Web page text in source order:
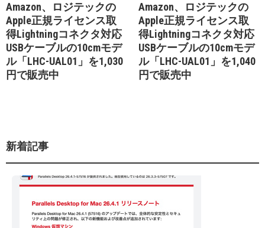
Amazon、ロジテックの
Apple正規ライセンス取
得Lightningコネクタ対応
USBケーブルの10cmモデ
ル「LHC-UAL01」を1,030
円で販売中
Amazon、ロジテックの
Apple正規ライセンス取
得Lightningコネクタ対応
USBケーブルの10cmモデ
ル「LHC-UAL01」を1,040
円で販売中
新着記事